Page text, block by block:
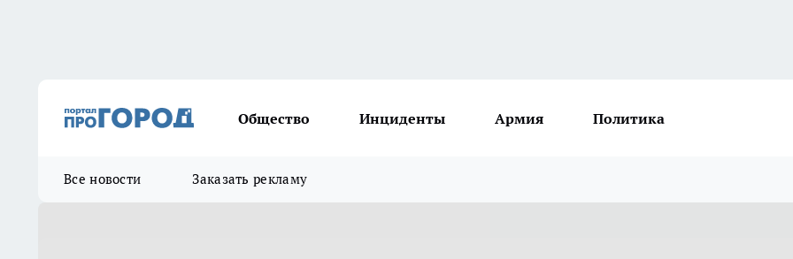
Общество Инциденты Армия Политика
Все новости Заказать рекламу